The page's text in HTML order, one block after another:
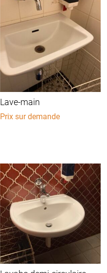
Lave-main
Prix sur demande